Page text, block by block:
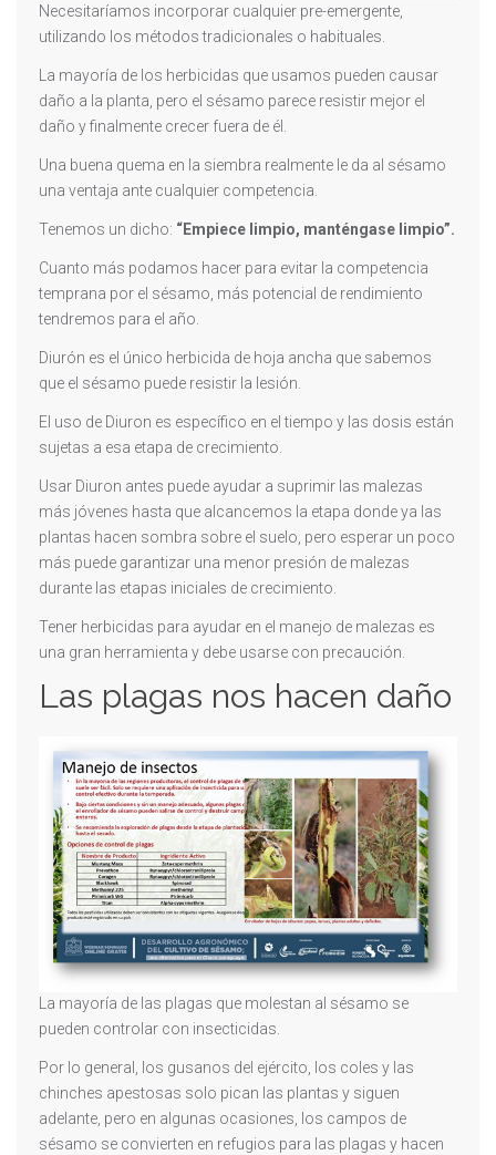
Necesitaríamos incorporar cualquier pre-emergente,
utilizando los métodos tradicionales o habituales.
La mayoría de los herbicidas que usamos pueden causar
daño a la planta, pero el sésamo parece resistir mejor el
daño y finalmente crecer fuera de él.
Una buena quema en la siembra realmente le da al sésamo
una ventaja ante cualquier competencia.
Tenemos un dicho: “Empiece limpio, manténgase limpio”.
Cuanto más podamos hacer para evitar la competencia
temprana por el sésamo, más potencial de rendimiento
tendremos para el año.
Diurón es el único herbicida de hoja ancha que sabemos
que el sésamo puede resistir la lesión.
El uso de Diuron es específico en el tiempo y las dosis están
sujetas a esa etapa de crecimiento.
Usar Diuron antes puede ayudar a suprimir las malezas
más jóvenes hasta que alcancemos la etapa donde ya las
plantas hacen sombra sobre el suelo, pero esperar un poco
más puede garantizar una menor presión de malezas
durante las etapas iniciales de crecimiento.
Tener herbicidas para ayudar en el manejo de malezas es
una gran herramienta y debe usarse con precaución.
Las plagas nos hacen daño
La mayoría de las plagas que molestan al sésamo se
pueden controlar con insecticidas.
Por lo general, los gusanos del ejército, los coles y las
chinches apestosas solo pican las plantas y siguen
adelante, pero en algunas ocasiones, los campos de
sésamo se convierten en refugios para las plagas y hacen